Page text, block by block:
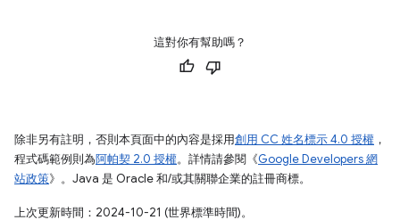
這對你有幫助嗎？
除非另有註明，否則本頁面中的內容是採用創用 CC 姓名標示 4.0 授權 ，
程式碼範例則為阿帕契 2.0 授權。詳情請參閱《Google Developers 網
站政策》。Java 是 Oracle 和/或其關聯企業的註冊商標。
上次更新時間：2024-10-21 (世界標準時間)。